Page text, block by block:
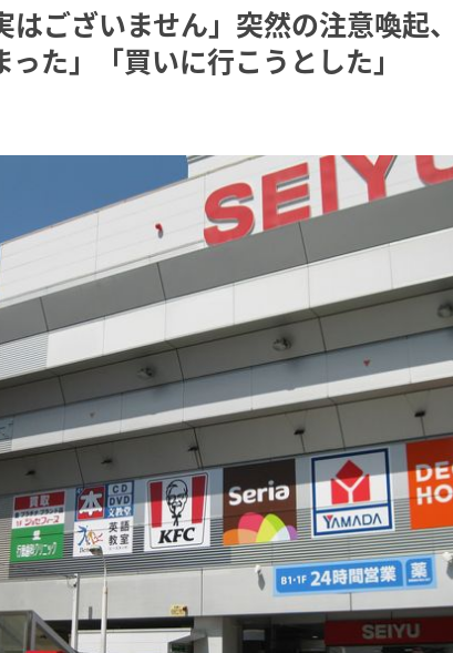
はございません」突然の注意喚起
た」「買いに行こうとした」